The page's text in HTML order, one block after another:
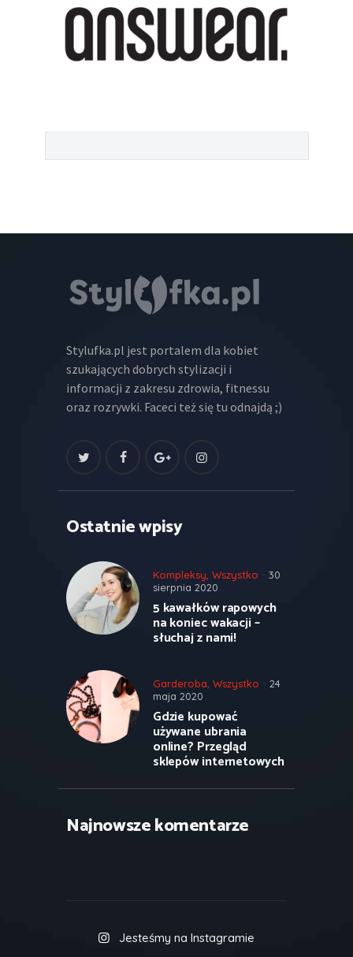
Stylufka.pl jest portalem dla kobiet
szukających dobrych stylizacji i
informacji z zakresu zdrowia, fitnessu
oraz rozrywki. Faceci też się tu odnajdą ;)
Ostatnie wpisy
Kompleksy Wszystko
30
sierpnia 2020
5 kawałków rapowych
na koniec wakacji –
słuchaj z nami!
Garderoba Wszystko
24
maja 2020
Gdzie kupować
używane ubrania
online? Przegląd
sklepów internetowych
Najnowsze komentarze
Jesteśmy na Instagramie